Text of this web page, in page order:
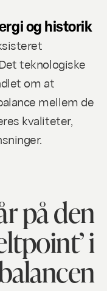
og historik
teknologiske
om at
mellem de
kvaliteter,
på den
i